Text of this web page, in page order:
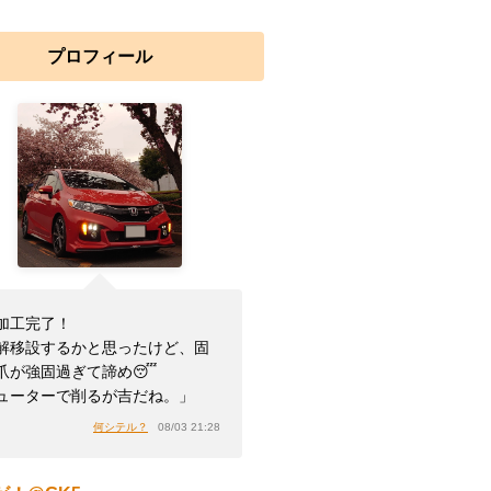
プロフィール
工完了！
移設するかと思ったけど、固
が強固過ぎて諦め😴
ーターで削るが吉だね。」
何シテル？ 08/03 21:28